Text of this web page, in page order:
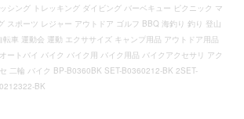
シング トレッキング ダイビング バーベキュー ピクニック マ
スポーツ レジャー アウトドア ゴルフ BBQ 海釣り 釣り 登山
車 運動会 運動 エクササイズ キャンプ用品 アウトドア用品
ートバイ バイク バイク用 バイク用品 バイクアクセサリ アク
二輪 バイク BP-B0360BK SET-B0360212-BK 2SET-
BK